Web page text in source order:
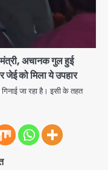
मंत्री, अचानक गुल हुई
को मिला ये उपहार
जा रहा है। इसी के तहत